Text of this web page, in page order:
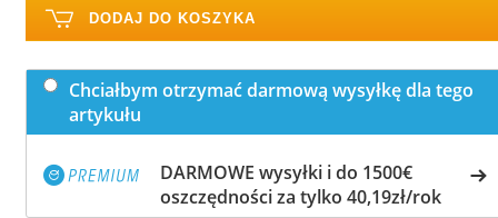
DODAJ DO KOSZYKA
Chciałbym otrzymać darmową wysyłkę dla tego
artykułu
DARMOWE wysyłki i do 1500€
oszczędności za tylko 40,19zł/rok